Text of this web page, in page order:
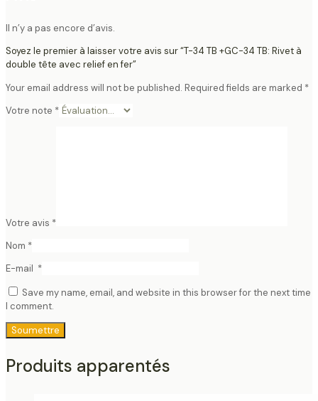
Il n’y a pas encore d’avis.
Soyez le premier à laisser votre avis sur “T-34 TB +GC-34 TB: Rivet à
double tête avec relief en fer”
Your email address will not be published. Required fields are marked *
Votre note *
Votre avis *
Nom *
E-mail *
Save my name, email, and website in this browser for the next time
I comment.
Produits apparentés